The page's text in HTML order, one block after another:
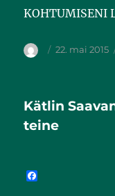
KOHTUMISENI
22. mai 2015
Kätlin
teine